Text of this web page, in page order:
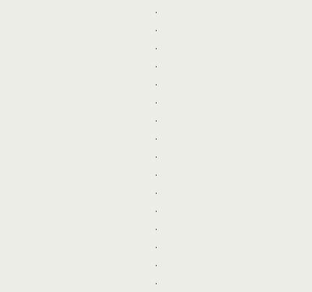
.
.
.
.
.
.
.
.
.
.
.
.
.
.
.
.